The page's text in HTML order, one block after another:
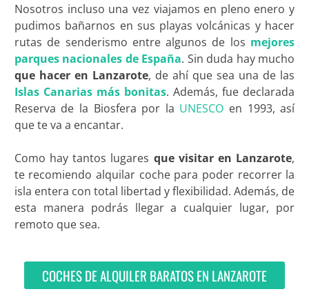
Nosotros incluso una vez viajamos en pleno enero y
pudimos bañarnos en sus playas volcánicas y hacer
rutas de senderismo entre algunos de los mejores
parques nacionales de España. Sin duda hay mucho
que hacer en Lanzarote, de ahí que sea una de las
Islas Canarias más bonitas. Además, fue declarada
Reserva de la Biosfera por la UNESCO en 1993, así
que te va a encantar.
Como hay tantos lugares que visitar en Lanzarote,
te recomiendo alquilar coche para poder recorrer la
isla entera con total libertad y flexibilidad. Además, de
esta manera podrás llegar a cualquier lugar, por
remoto que sea.
COCHES DE ALQUILER BARATOS EN LANZAROTE